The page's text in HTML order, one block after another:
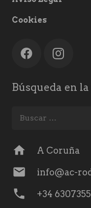
Cookies
Búsqueda en
home A Coruña
mail info@ac-
phone +34